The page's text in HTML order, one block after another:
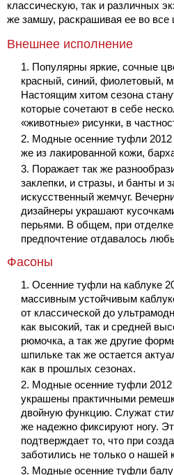
классическую, так и различных
же замшу, раскрашивая ее во все
Внешнее исполнение
Популярны яркие, сочные
красный, синий, фиолетовый,
Настоящим хитом сезона
которые сочетают в себе
«животные» рисунки, в
Модные осенние туфли
же из лакированной кожи,
Поражает так же
заклепки, и стразы, и банты и
искусственный жемчуг.
дизайнеры украшают
перьями. В общем, при
предпочтение отдавалось
Фасоны
Осенние туфли на каблуке
массивным устойчивым
от классической до
как высокий, так и средней
рюмочка, а так же другие
шпильке так же остается
как в прошлых сезонах.
Модные осенние туфли 2012
украшены практичными
двойную функцию. Служат
же надежно фиксируют ногу.
подтверждает то, что при
заботились не только о нашей
Модные осенние туфли